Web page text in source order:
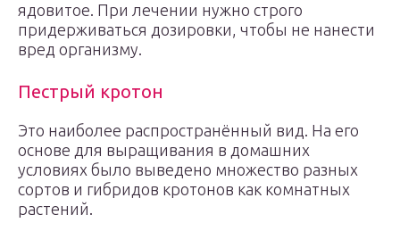
ядовитое. При лечении нужно строго
придерживаться дозировки, чтобы не нанести
вред организму.
Пестрый кротон
Это наиболее распространённый вид. На его
основе для выращивания в домашних
условиях было выведено множество разных
сортов и гибридов кротонов как комнатных
растений.